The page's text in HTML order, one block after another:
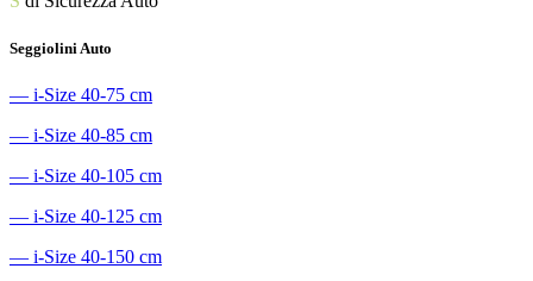
Seggiolini Auto
― i-Size 40-75 cm
― i-Size 40-85 cm
― i-Size 40-105 cm
― i-Size 40-125 cm
― i-Size 40-150 cm